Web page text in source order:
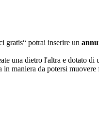
gratis“ potrai inserire un
una dietro l'altra e dotato di
maniera da potersi muovere